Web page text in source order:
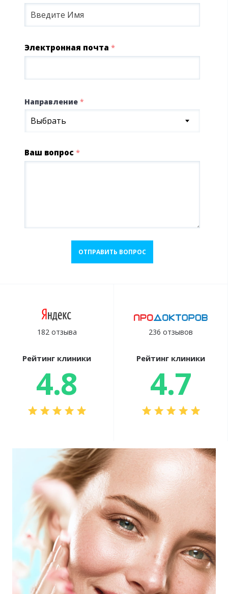
Электронная почта *
Направление *
Выбрать
Ваш вопрос *
ОТПРАВИТЬ ВОПРОС
182 отзыва
Рейтинг клиники
4.8
236 отзывов
Рейтинг клиники
4.7